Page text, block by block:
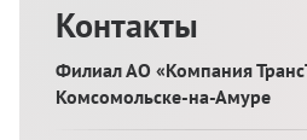
Контакты
Филиал АО «Компания
Комсомольске-на-Амуре